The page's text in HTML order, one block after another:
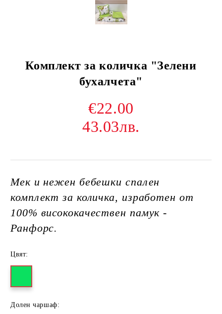
Комплект за количка "Зелени
бухалчета"
€22.00
43.03лв.
Мек и нежен бебешки спален
комплект за количка, изработен от
100% висококачествен памук -
Ранфорс.
Цвят:
Долен чаршаф: